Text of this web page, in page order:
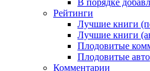
Рейтинги
Лучшие книги
Лучшие книги
Плодовитые
Плодовитые
Комментарии